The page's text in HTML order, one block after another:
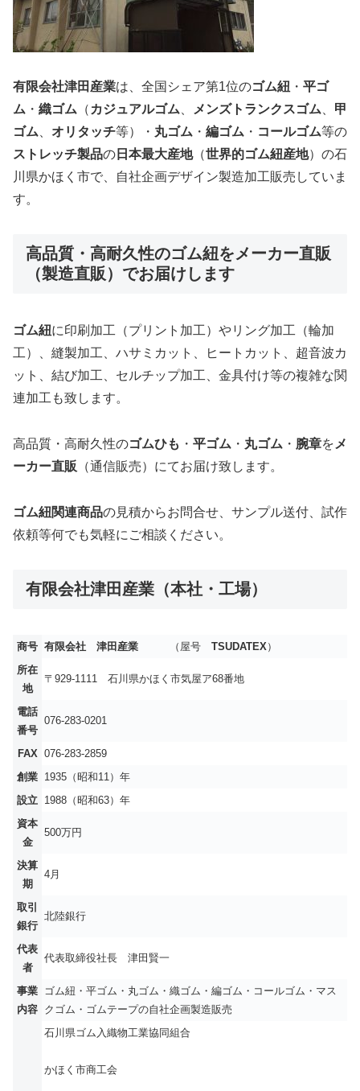
有限会社津田産業は、全国シェア第1位のゴム紐 ・ 平ゴ
ム ・ 織ゴム （ カジュアルゴム メンズトランクスゴム
甲
ゴム
オリタッチ等）・ 丸ゴム ・ 編ゴム ・ コールゴム等の
ストレッチ製品の 日本最大産地（世界的ゴム紐産地）の石
川県かほく市で、自社企画デザイン製造加工販売していま
す。
高品質・高耐久性のゴム紐をメーカー直販
（製造直販）でお届けします
ゴム紐に印刷加工（プリント加工）やリング加工（輪加
工）、縫製加工、ハサミカット、ヒートカット、超音波カ
ット、結び加工、セルチップ加工、金具付け等の複雑な関
連加工も致します。
高品質・高耐久性のゴムひも ・ 平ゴム ・ 丸ゴム ・ 腕章を メ
ーカー直販 （通信販売）にてお届け致します。
ゴム紐関連商品の見積からお問合せ、サンプル送付、試作
依頼等何でも気軽にご相談ください。
有限会社津田産業（本社・工場）
商号 有限会社 津田産業 （屋号 TSUDATEX）
所在
地
〒929-1111 石川県かほく市気屋ア68番地
電話
番号
076-283-0201
FAX 076-283-2859
創業 1935（昭和11）年
設立 1988（昭和63）年
資本
金
500万円
決算
期
4月
取引
銀行
北陸銀行
代表
者
代表取締役社長 津田賢一
事業
内容
ゴム紐・平ゴム・丸ゴム・織ゴム・編ゴム・コールゴム・マス
クゴム・ゴムテープの自社企画製造販売
石川県ゴム入織物工業協同組合
かほく市商工会